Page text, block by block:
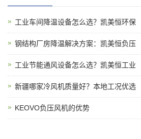
工业车间降温设备怎么选？凯美恒环保
钢结构厂房降温解决方案：凯美恒负压
工业节能通风设备怎么选？凯美恒工业
新疆哪家冷风机质量好？本地工况优选
KEOVO负压风机的优势